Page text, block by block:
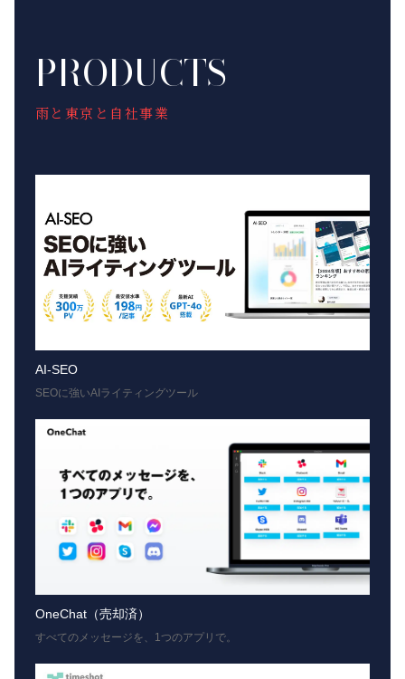
PRODUCTS
雨と東京と自社事業
AI-SEO
SEOに強いAIライティングツール
OneChat（売却済）
すべてのメッセージを、1つのアプリで。